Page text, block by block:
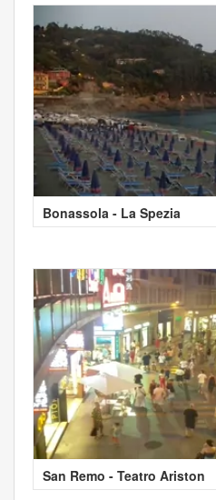
Bonassola - La Spezia
San Remo - Teatro Ariston